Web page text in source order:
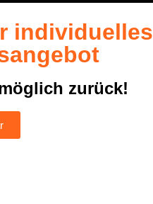
individuelles
zurück!